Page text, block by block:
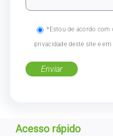
*Estou de acordo com
privacidade deste site e
Acesso rápido